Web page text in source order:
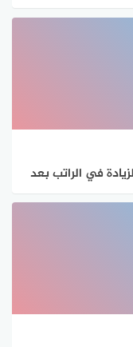
في الراتب بعد
الوظائف